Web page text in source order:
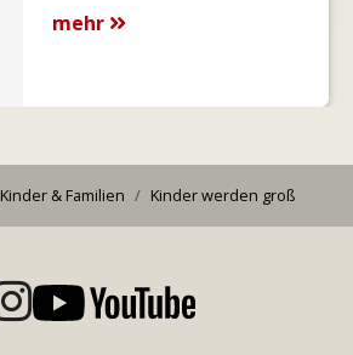
mehr
Kinder & Familien Kinder werden groß